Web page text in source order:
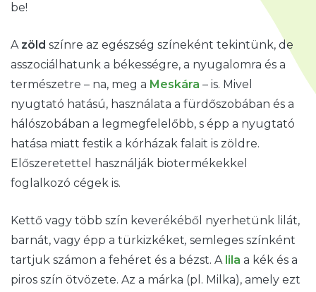
be!
Azöld színre az egészség színeként tekintünk, de
asszociálhatunk a békességre, a nyugalomra és a
természetre – na, meg a Meskára – is. Mivel
nyugtató hatású, használata a fürdőszobában és a
hálószobában a legmegfelelőbb, s épp a nyugtató
hatása miatt festik a kórházak falait is zöldre.
Előszeretettel használják biotermékekkel
foglalkozó cégek is.
Kettő vagy több szín keverékéből nyerhetünk lilát,
barnát, vagy épp a türkizkéket, semleges színként
tartjuk számon a fehéret és a bézst. A lila a kék és a
piros szín ötvözete. Az a márka (pl. Milka), amely ezt